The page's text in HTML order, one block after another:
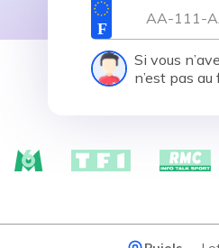
Si vous
n’est pas